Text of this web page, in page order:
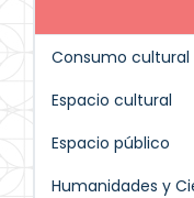
Consumo cultural
Espacio cultural
Espacio público
Humanidades y